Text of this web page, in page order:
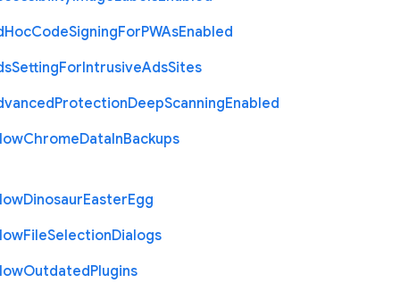
HocCodeSigningForPWAsEnabled
SettingForIntrusiveAdsSites
ProtectionDeepScanningEnabled
ChromeDataInBackups
DinosaurEasterEgg
FileSelectionDialogs
OutdatedPlugins